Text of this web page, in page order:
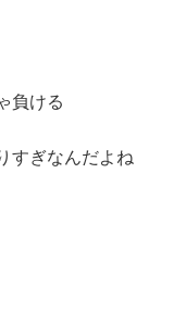
負ける
すぎなんだよね